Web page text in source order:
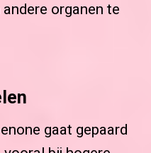
organen te
gaat gepaard